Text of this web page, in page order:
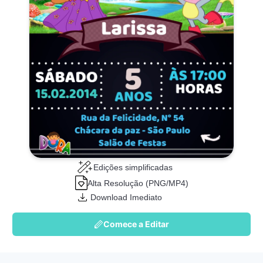
Edições simplificadas
Alta Resolução (PNG/MP4)
Download Imediato
Comece a Editar